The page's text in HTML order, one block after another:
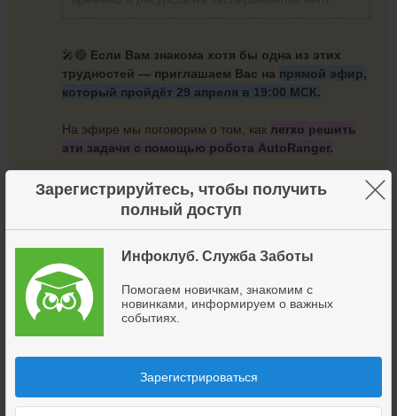
Зарегистрируйтесь, чтобы получить
полный доступ
Инфоклуб. Служба Заботы
Помогаем новичкам, знакомим с
новинками, информируем о важных
событиях.
Зарегистрироваться
×
🎤🔴 Если Вам знакома хотя бы одна из этих
трудностей — приглашаем Вас на прямой эфир,
который пройдёт 29 апреля в 19:00 МСК.
На эфире мы поговорим о том, как легко решить
эти задачи с помощью робота AutoRanger.
Робот AutoRanger основан на безотказно
работающей фундаментальной
эффективность его
стратегии подтверждена 10-летним
тестированием.
испытать вручную.